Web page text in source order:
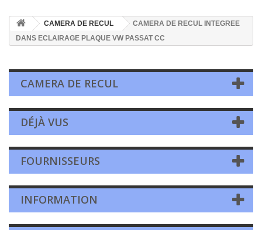
CAMERA DE RECUL
CAMERA DE RECUL INTEGREE
DANS ECLAIRAGE PLAQUE VW PASSAT CC
CAMERA DE RECUL
DÉJÀ VUS
FOURNISSEURS
INFORMATION